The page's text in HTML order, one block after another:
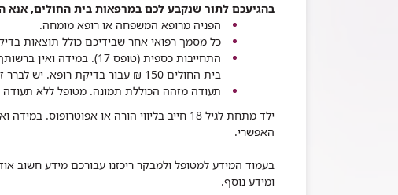
בהגיעכם לתור שנקבע לכם במרפאות בית החולים, אנא
הפניה מרופא המשפחה או רופא מומחה.
כל מסמך רפואי אחר שבידיכם כולל תוצאות
התחייבות כספית (טופס 17). במידה ואין ברשותך התחייבות כספית, ניתן לשלם ברוב מרפאות
בית החולים 150 ₪ עבור בדיקת רופא. יש לברר זאת בעת קביעת התור.
תעודה מזהה הכוללת תמונה. מטופל ללא
ילד מתחת לגיל 18 חייב בליווי הורה או אפוטרופוס
. במידה
האפשרי.
בעמוד המידע למטופל ולמבקר ריכזנו עבורכם מידע חשוב
ומידע נוסף.